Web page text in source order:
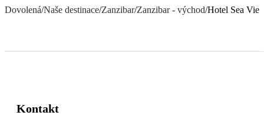
Dovolená/Naše destinace/Zanzibar/Zanzibar - východ/Hotel Sea
Kontakt